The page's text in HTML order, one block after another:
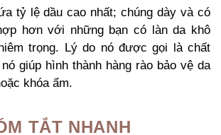
tỷ lệ dầu cao nhất; chúng dày và có
hơn với những bạn có làn da khô
trọng. Lý do nó được gọi là chất
giúp hình thành hàng rào bảo vệ da
khóa ẩm.
TẮT NHANH